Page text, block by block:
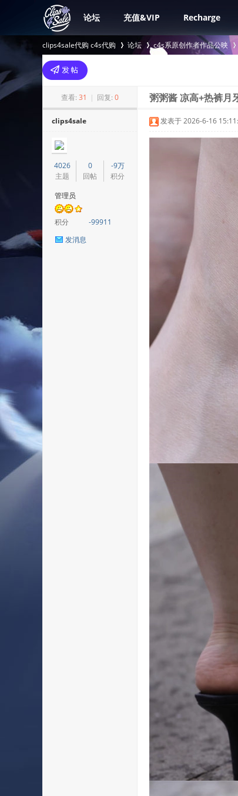
论坛 充值&VIP Recharge
clips4sale代购 c4s代购
>
论坛 c4s系原创作者作品公映
›
查看: 31 | 回复: 0 粥粥酱 凉高+热裤月
clips4sale
4026
主题
0
回帖
-9万
积分
管理员
积分
-99911
发消息
发表于 2026-6-16